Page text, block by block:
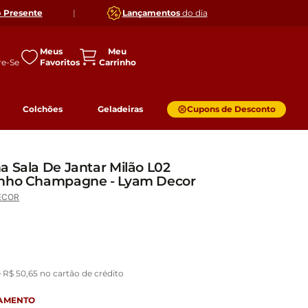
Presente | Lançamentosdo dia
Meus
Favoritos
Colchões Geladeiras Cupons de Desconto
Sala De Jantar Milão L02
Champagne - Lyam Decor
R$ 50 65 no cartão de crédito